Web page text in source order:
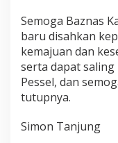
Semoga Baznas
baru disahkan
kemajuan dan
serta dapat
Pessel, dan
tutupnya.
Simon Tanjung